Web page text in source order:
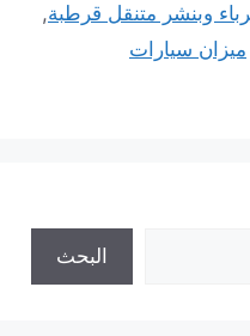
وبنشر متنقل قرطبة,
ميزان سيارات
البحث